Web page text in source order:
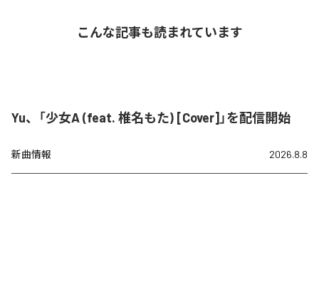
こんな記事も読まれています
Yu、「少女A (feat. 椎名もた) [Cover]」を配信開始
新曲情報 2026.8.8